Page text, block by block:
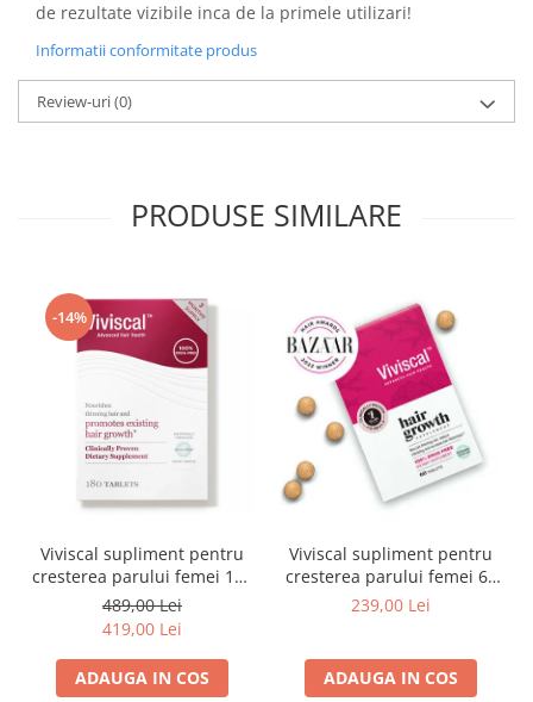
de rezultate vizibile inca de la primele utilizari!
Informatii conformitate produs
Review-uri(0)
PRODUSE SIMILARE
-14%
Viviscal supliment pentru
cresterea parului femei 180
tablete
489,00 Lei
419,00 Lei
ADAUGA IN COS
Viviscal supliment pentru
cresterea parului femei 60
tablete
239,00 Lei
ADAUGA IN COS